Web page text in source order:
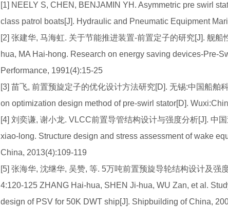
[1] NEELY S, CHEN, BENJAMIN YH. Asymmetric pre swirl
class patrol boats[J]. Hydraulic and Pneumatic Equipment
[2] 张建华, 马海虹. 关于节能推进装置-前置定子的研究[J]. 舰
hua, MA Hai-hong. Research on energy saving devices-Pre-
Performance, 1991(4):15-25
[3] 苗飞, 前置预旋定子的优化设计方法研究[D]. 无锡:中国船舶
on optimization design method of pre-swirl stator[D].
[4] 刘奕谦, 谢小龙. VLCC前置导管结构设计与强度分析[J]. 中
xiao-long. Structure design and stress assessment of wake
China, 2013(4):109-119
[5] 张海华, 沈继华, 吴赞, 等. 5万吨前置预旋导轮结构设计及强
4:120-125 ZHANG Hai-hua, SHEN Ji-hua, WU Zan, et al.
design of PSV for 50K DWT ship[J]. Shipbuilding of China,